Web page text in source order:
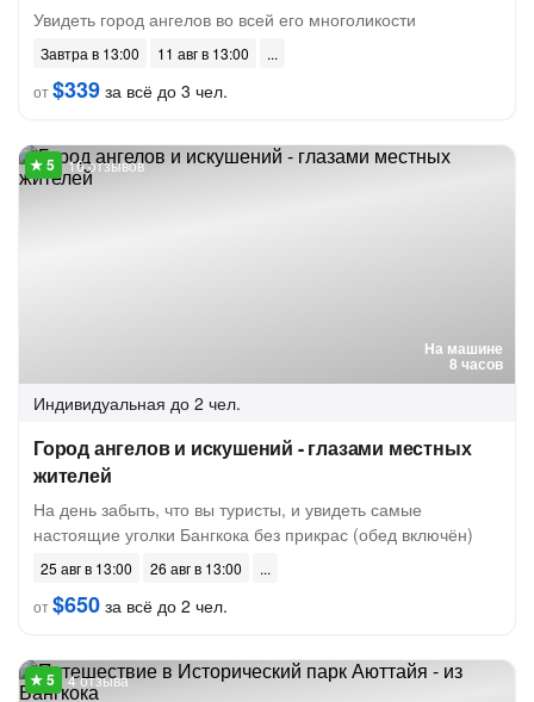
Увидеть город ангелов во всей его многоликости
Завтра в 13:00
11 авг в 13:00
от$339 за всё до 3 чел.
На машине
8 часов
16 отзывов
Индивидуальная до 2 чел.
Город ангелов и искушений - глазами местных
жителей
На день забыть, что вы туристы, и увидеть самые
настоящие уголки Бангкока без прикрас (обед включён)
25 авг в 13:00
26 авг в 13:00
от$650 за всё до 2 чел.
4 отзыва